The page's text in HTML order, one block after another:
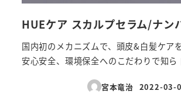
HUEケア スカルプセラム/ナン
国内初のメカニズムで、頭皮&白髪ケア
安心安全、環境保全へのこだわりで知
宮本竜治 2022-03-